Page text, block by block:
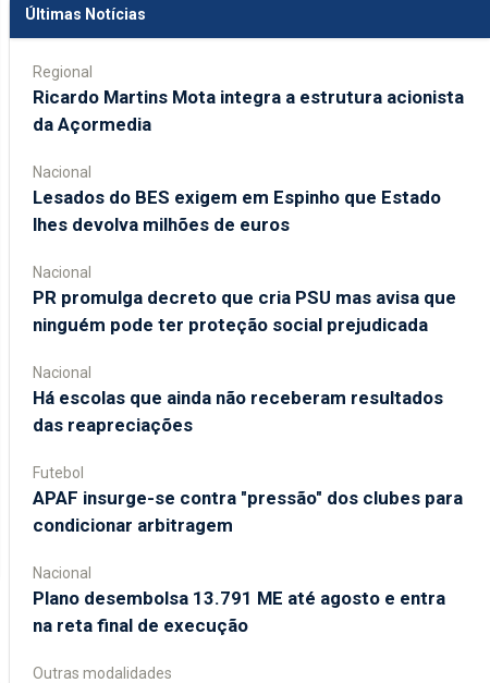
Últimas Notícias
Regional
Ricardo Martins Mota integra a estrutura acionista
da Açormedia
Nacional
Lesados do BES exigem em Espinho que Estado
lhes devolva milhões de euros
Nacional
PR promulga decreto que cria PSU mas avisa que
ninguém pode ter proteção social prejudicada
Nacional
Há escolas que ainda não receberam resultados
das reapreciações
Futebol
APAF insurge-se contra "pressão" dos clubes para
condicionar arbitragem
Nacional
Plano desembolsa 13.791 ME até agosto e entra
na reta final de execução
Outras modalidades